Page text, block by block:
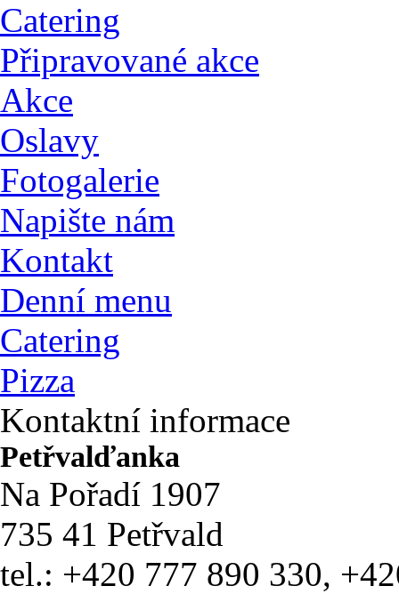
Catering
Připravované akce
Akce
Oslavy
Fotogalerie
Napište nám
Kontakt
Denní menu
Catering
Pizza
Kontaktní informace
Petřvalďanka
Na Pořadí 1907
735 41 Petřvald
tel.: +420 777 890 330,